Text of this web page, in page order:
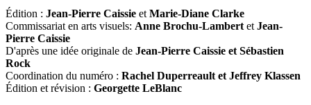
Édition : Jean-Pierre Caissie et Marie-Diane Clarke
Commissariat en arts visuels: Anne Brochu-Lambert et Jean-
Pierre Caissie
D'après une idée originale de Jean-Pierre Caissie et Sébastien
Rock
Coordination du numéro : Rachel Duperreault et Jeffrey Klassen
Édition et révision : Georgette LeBlanc